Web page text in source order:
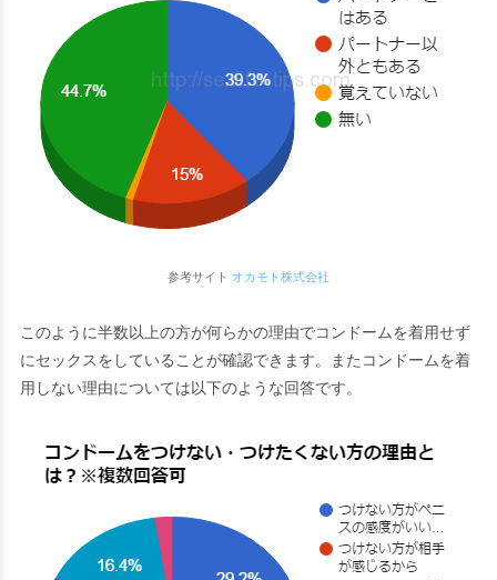
参考サイト オカモト株式会社
このように半数以上の方が何らかの理由でコンドームを着用せず
にセックスをしていることが確認できます。またコンドームを着
用しない理由については以下のような回答です。